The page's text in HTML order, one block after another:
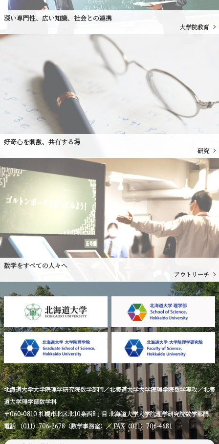
深い専門性、広い知識、社会との連携
大学院教育
好奇心を刺激、共有する場
研究
数学をすべての人々へ
アウトリーチ
北海道大学大学院理学研究院数学部門／北海道大学大学院理学院数学専攻／北海
道大学理学部数学科
〒060-0810 札幌市北区北10条西8丁目 北海道大学大学院理学研究院数学部門
電話 （011）706-2678（数学事務室）／ FAX（011）706-4681